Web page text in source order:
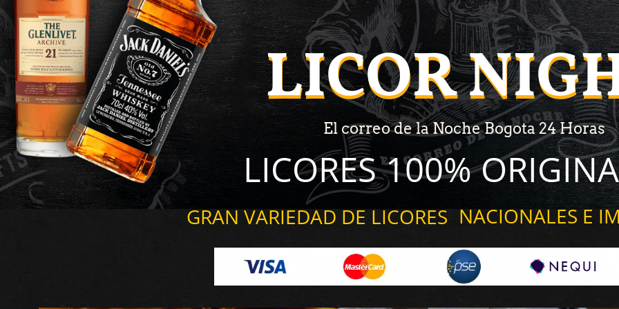
LICOR
LICOR
El correo de la Noche Bogota 24 Horas
LICORES 100%
GRAN VARIEDAD DE LICORES NACIONALES E